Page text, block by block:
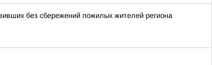
без сбережений пожилых жителей региона